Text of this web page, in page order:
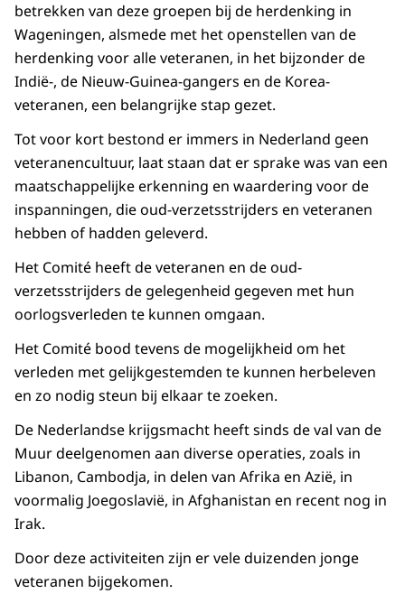
betrekken van deze groepen bij de herdenking in
Wageningen, alsmede met het openstellen van de
herdenking voor alle veteranen, in het bijzonder de
Indië-, de Nieuw-Guinea-gangers en de Korea-
veteranen, een belangrijke stap gezet.
Tot voor kort bestond er immers in Nederland geen
veteranencultuur, laat staan dat er sprake was van een
maatschappelijke erkenning en waardering voor de
inspanningen, die oud-verzetsstrijders en veteranen
hebben of hadden geleverd.
Het Comité heeft de veteranen en de oud-
verzetsstrijders de gelegenheid gegeven met hun
oorlogsverleden te kunnen omgaan.
Het Comité bood tevens de mogelijkheid om het
verleden met gelijkgestemden te kunnen herbeleven
en zo nodig steun bij elkaar te zoeken.
De Nederlandse krijgsmacht heeft sinds de val van de
Muur deelgenomen aan diverse operaties, zoals in
Libanon, Cambodja, in delen van Afrika en Azië, in
voormalig Joegoslavië, in Afghanistan en recent nog in
Irak.
Door deze activiteiten zijn er vele duizenden jonge
veteranen bijgekomen.